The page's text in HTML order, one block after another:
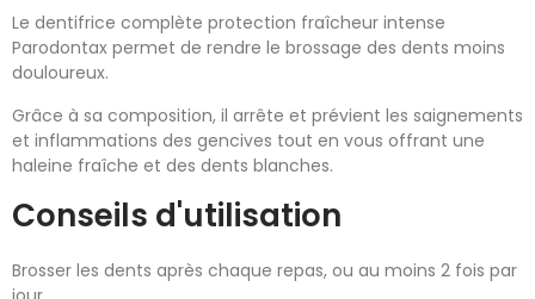
Le dentifrice complète protection fraîcheur intense
Parodontax permet de rendre le brossage des dents moins
douloureux.
Grâce à sa composition, il arrête et prévient les saignements
et inflammations des gencives tout en vous offrant une
haleine fraîche et des dents blanches.
Conseils d'utilisation
Brosser les dents après chaque repas, ou au moins 2 fois par